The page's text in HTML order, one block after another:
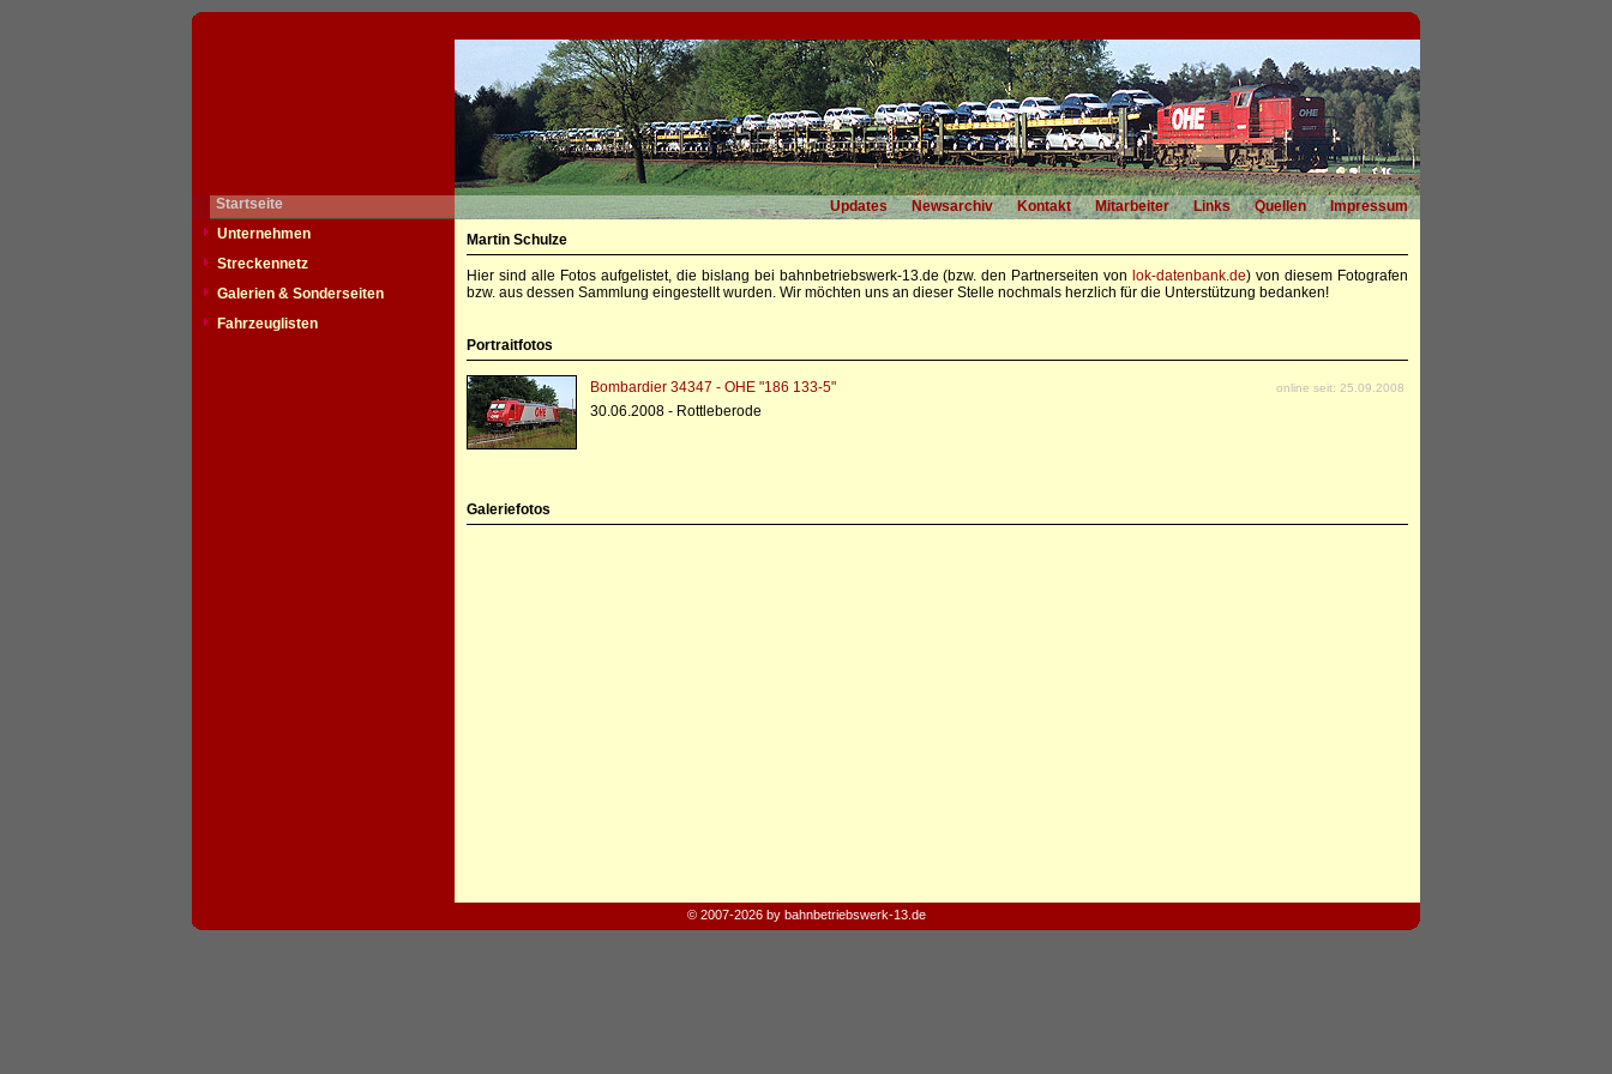
Startseite Updates Newsarchiv Kontakt Mitarbeiter Links Quellen
Impressum
Unternehmen
Streckennetz
Galerien & Sonderseiten
Fahrzeuglisten
Martin Schulze
Hier sind alle Fotos aufgelistet, die bislang bei bahnbetriebswerk-13.de (bzw. den Partnerseiten von lok-datenbank.de) von diesem Fotografen
bzw. aus dessen Sammlung eingestellt wurden. Wir möchten uns an dieser Stelle nochmals herzlich für die Unterstützung bedanken!
Portraitfotos
Bombardier 34347 - OHE "186 133-5" online seit: 25.09.2008
30.06.2008 - Rottleberode
Galeriefotos
© 2007-2026 by bahnbetriebswerk-13.de